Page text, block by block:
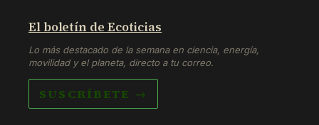
El boletín de Ecoticias
Lo más destacado de la semana en ciencia, energía,
movilidad y el planeta, directo a tu correo.
SUSCRÍBETE →